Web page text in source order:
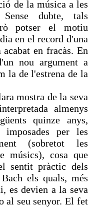
de la música a les
dubte, tals
potser el motiu
en el record d'una
en fracàs. En
nou argument a
la de l'estrena de la
mostra de la seva
almenys
quinze anys,
imposades per les
(sobretot les
músics), cosa que
sentit pràctic dels
els quals, més
es devien a la seva
al seu senyor. El fet